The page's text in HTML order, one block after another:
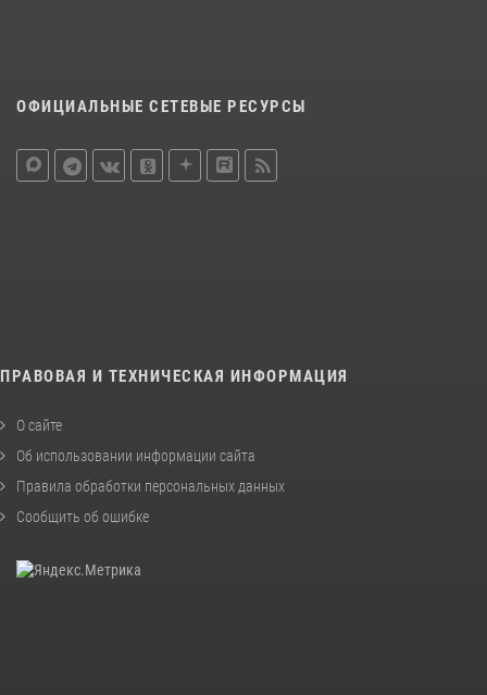
ОФИЦИАЛЬНЫЕ СЕТЕВЫЕ РЕСУРСЫ
ПРАВОВАЯ И ТЕХНИЧЕСКАЯ ИНФОРМАЦИЯ
О сайте
Об использовании информации сайта
Правила обработки персональных данных
Сообщить об ошибке